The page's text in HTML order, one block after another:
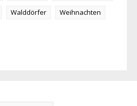
Walddörfer
Weihnachten